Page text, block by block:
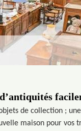
de collection ;
maison pour vos